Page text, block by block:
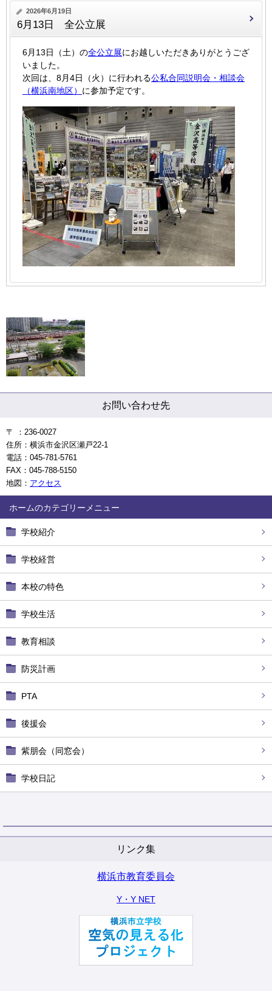
ホーム
学校紹介
学校経営
本校の特色
学校生活
教育相談
防災計画
PTA
後援会
紫朋会（同窓会）
学校日記
リンク集
横浜市教育委員会
Y・Y NET
2026年6月19日
6月13日 全公立展
6月13日（土）の全公立展にお越しいただきありがとうござ
いました。
次回は、8月4日（火）に行われる公私合同説明会・相談会
（横浜南地区） に参加予定です。
お問い合わせ先
〒 ：236-0027
住所：横浜市金沢区瀬戸22-1
電話：045-781-5761
FAX：045-788-5150
地図： アクセス